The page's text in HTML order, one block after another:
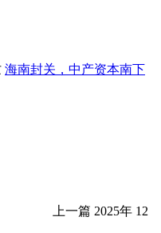
海南封关，中产资本南下
上一篇 2025年 12